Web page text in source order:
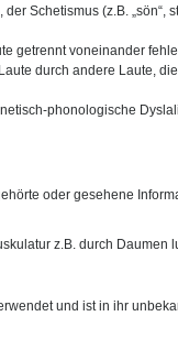
Schetismus (z.B. „sön“,
getrennt voneinander
durch andere Laute,
phonologische
oder gesehene
z.B. durch Daumen
und ist in ihr